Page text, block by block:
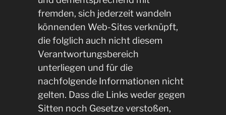
fremden, sich jederzeit wandeln
könnenden Web-Sites verknüpft,
die folglich auch nicht diesem
Verantwortungsbereich
unterliegen und für die
nachfolgende Informationen nicht
gelten. Dass die Links weder gegen
Sitten noch Gesetze verstoßen,